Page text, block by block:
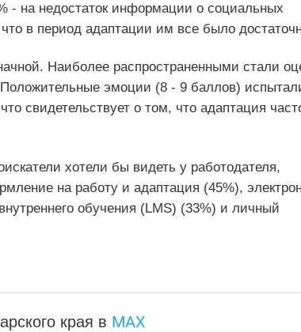
- на недостаток информации о социальных
в период адаптации им все было
Наиболее распространенными стали
эмоции (8 - 9 баллов)
свидетельствует о том, что адаптация
хотели бы видеть у работодателя,
на работу и адаптация (45%),
обучения (LMS) (33%) и личный
края в MAX